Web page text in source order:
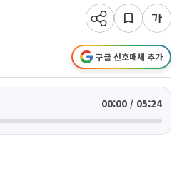
구글 선호매체 추가
00:00 / 05:24